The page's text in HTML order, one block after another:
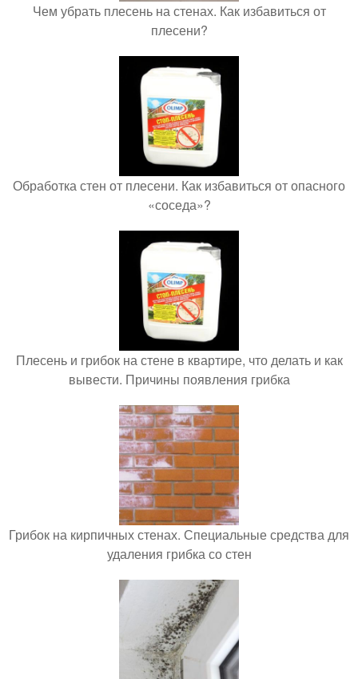
Чем убрать плесень на стенах. Как избавиться от
плесени?
Обработка стен от плесени. Как избавиться от опасного
«соседа»?
Плесень и грибок на стене в квартире, что делать и как
вывести. Причины появления грибка
Грибок на кирпичных стенах. Специальные средства для
удаления грибка со стен